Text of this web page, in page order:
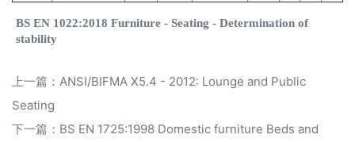
BS EN 1022:2018 Furniture - Seating - Determination of
stability
上一篇： ANSI/BIFMA X5.4 - 2012: Lounge and Public
Seating
下一篇： BS EN 1725:1998 Domestic furniture Beds and